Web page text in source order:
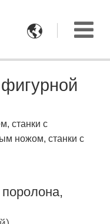

cтанки с
ножом, cтанки с